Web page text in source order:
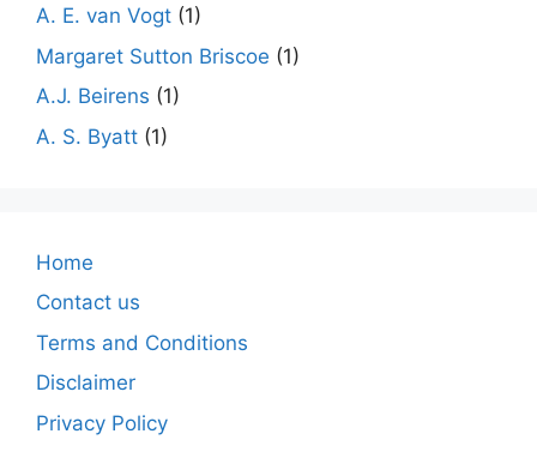
A. E. van Vogt (1)
Margaret Sutton Briscoe (1)
A.J. Beirens (1)
A. S. Byatt (1)
Home
Contact us
Terms and Conditions
Disclaimer
Privacy Policy